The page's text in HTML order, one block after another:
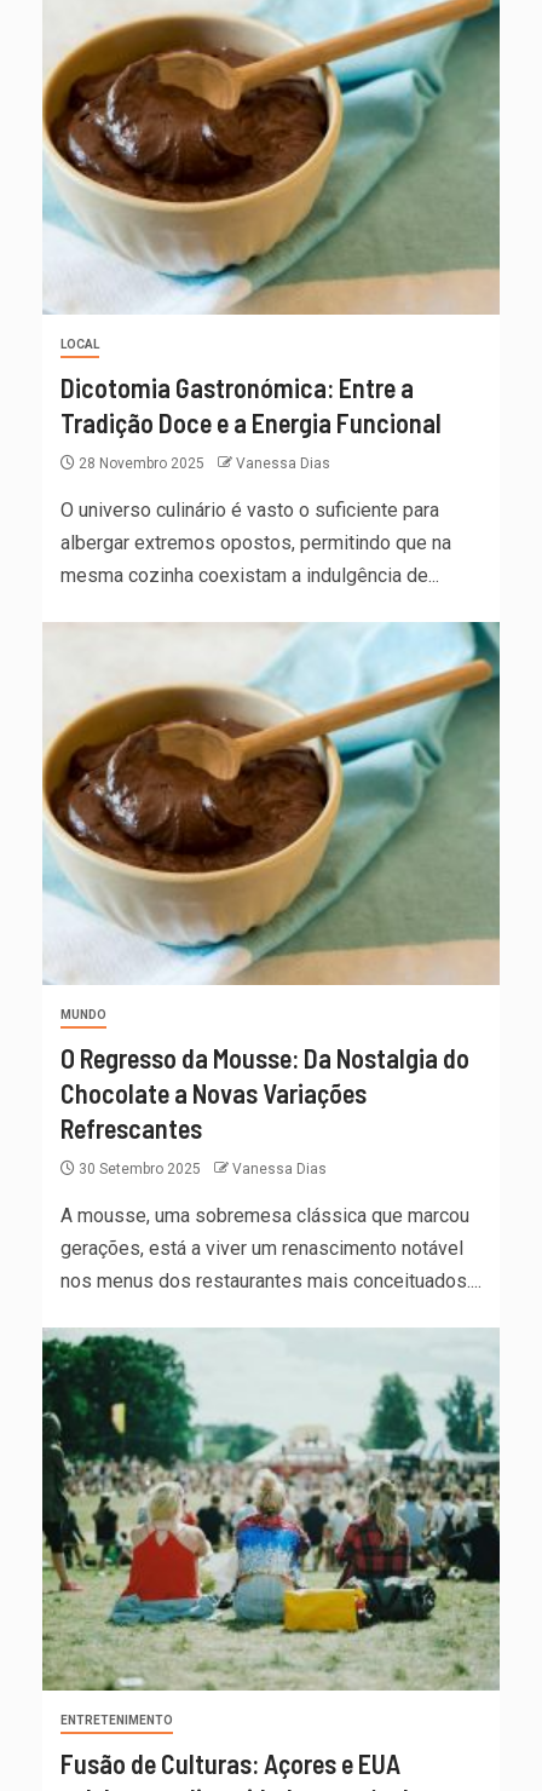
LOCAL
Dicotomia Gastronómica: Entre a
Tradição Doce e a Energia Funcional
28 Novembro 2025 Vanessa Dias
O universo culinário é vasto o suficiente para
albergar extremos opostos, permitindo que na
mesma cozinha coexistam a indulgência de...
MUNDO
O Regresso da Mousse: Da Nostalgia do
Chocolate a Novas Variações
Refrescantes
30 Setembro 2025 Vanessa Dias
A mousse, uma sobremesa clássica que marcou
gerações, está a viver um renascimento notável
nos menus dos restaurantes mais conceituados....
ENTRETENIMENTO
Fusão de Culturas: Açores e EUA